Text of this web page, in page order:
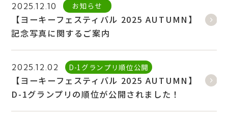
2025.12.10 お知らせ
【ヨーキーフェスティバル 2025 AUTUMN】
記念写真に関するご案内
2025.12.02 D-1グランプリ順位公開
【ヨーキーフェスティバル 2025 AUTUMN】
D-1グランプリの順位が公開されました！